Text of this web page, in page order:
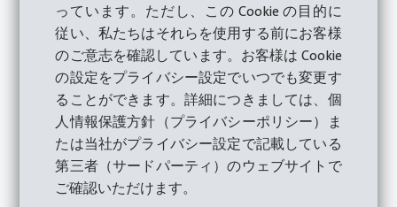
っています。ただし、この Cookie の目的に
従い、私たちはそれらを使用する前にお客様
のご意志を確認しています。お客様は Cookie
の設定をプライバシー設定でいつでも変更す
ることができます。詳細につきましては、個
人情報保護方針（プライバシーポリシー）ま
たは当社がプライバシー設定で記載している
第三者（サードパーティ）のウェブサイトで
ご確認いただけます。
新しいコンセプトを開発する際に、Hatebur のスペシャ
リストたちは主要なプロバイダーの既存のコンセプトを